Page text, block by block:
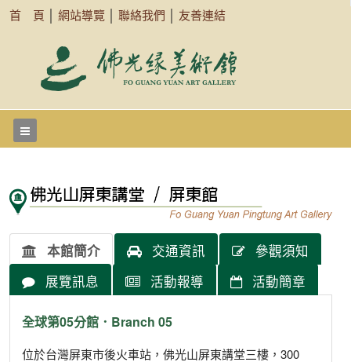
首 頁 網站導覽 聯絡我們 友善連結
本館簡介 交通資訊
參觀須知
展覽訊息
活動報導 活動簡章
全球第05分館．Branch 05
位於台灣屏東市後火車站，佛光山屏東講堂三樓，300